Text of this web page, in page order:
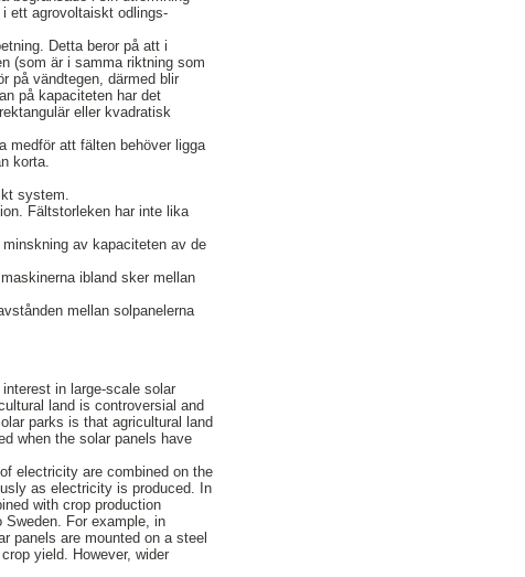
ett agrovoltaiskt odlings-
Detta beror på att i
(som är i samma riktning som
på vändtegen, därmed blir
på kapaciteten har det
eller kvadratisk
medför att fälten behöver ligga
korta.
system.
Fältstorleken har inte lika
av kapaciteten av de
ibland sker mellan
mellan solpanelerna
in large-scale solar
land is controversial and
parks is that agricultural land
when the solar panels have
electricity are combined on the
as electricity is produced. In
with crop production
For example, in
panels are mounted on a steel
yield. However, wider